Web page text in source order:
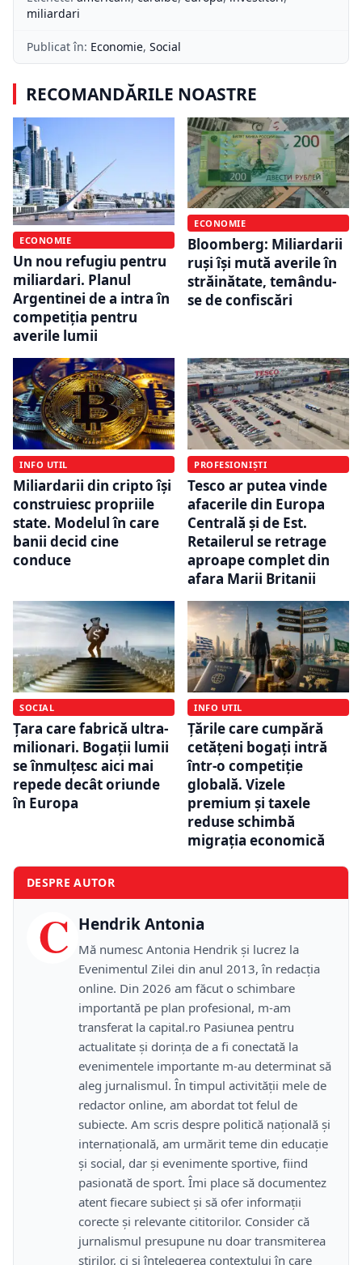
miliardari
Publicat în: Economie, Social
RECOMANDĂRILE NOASTRE
ECONOMIE
Un nou refugiu pentru
miliardari. Planul
Argentinei de a intra în
competiția pentru
averile lumii
ECONOMIE
Bloomberg: Miliardarii
ruși își mută averile în
străinătate, temându-
se de confiscări
INFO UTIL
Miliardarii din cripto își
construiesc propriile
state. Modelul în care
banii decid cine
conduce
PROFESIONIȘTI
Tesco ar putea vinde
afacerile din Europa
Centrală și de Est.
Retailerul se retrage
aproape complet din
afara Marii Britanii
SOCIAL
Țara care fabrică ultra-
milionari. Bogații lumii
se înmulțesc aici mai
repede decât oriunde
în Europa
INFO UTIL
Țările care cumpără
cetățeni bogați intră
într-o competiție
globală. Vizele
premium și taxele
reduse schimbă
migrația economică
DESPRE AUTOR
C Hendrik Antonia
Mă numesc Antonia Hendrik și lucrez la
Evenimentul Zilei din anul 2013, în redacția
online. Din 2026 am făcut o schimbare
importantă pe plan profesional, m-am
transferat la capital.ro Pasiunea pentru
actualitate și dorința de a fi conectată la
evenimentele importante m-au determinat să
aleg jurnalismul. În timpul activității mele de
redactor online, am abordat tot felul de
subiecte. Am scris despre politică națională și
internațională, am urmărit teme din educație
și social, dar și evenimente sportive, fiind
pasionată de sport. Îmi place să documentez
atent fiecare subiect și să ofer informații
corecte și relevante cititorilor. Consider că
jurnalismul presupune nu doar transmiterea
știrilor, ci și înțelegerea contextului în care